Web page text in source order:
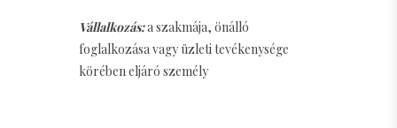
Vállalkozás:a szakmája, önálló
foglalkozása vagy üzleti tevékenysége
körében eljáró személy